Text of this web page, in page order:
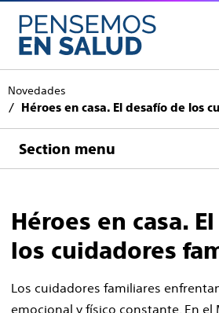
Novedades
Héroes en casa. El desafío de los
Section menu
Héroes en casa.
los cuidadores
Los cuidadores familiares
emocional y físico constante. En el